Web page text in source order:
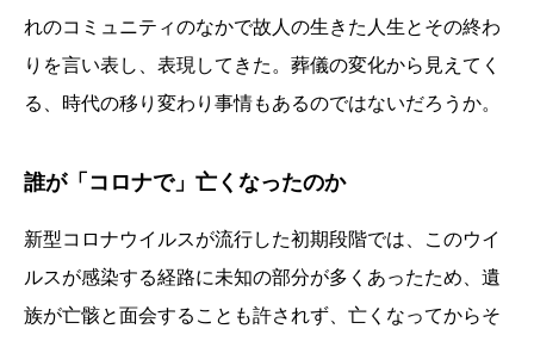
れのコミュニティのなかで故人の生きた人生とその終わ
りを言い表し、表現してきた。葬儀の変化から見えてく
る、時代の移り変わり事情もあるのではないだろうか。
誰が「コロナで」亡くなったのか
新型コロナウイルスが流行した初期段階では、このウイ
ルスが感染する経路に未知の部分が多くあったため、遺
族が亡骸と面会することも許されず、亡くなってからそ